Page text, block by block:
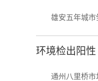
雄安五年城市
环境检出阳
通州八里桥市场